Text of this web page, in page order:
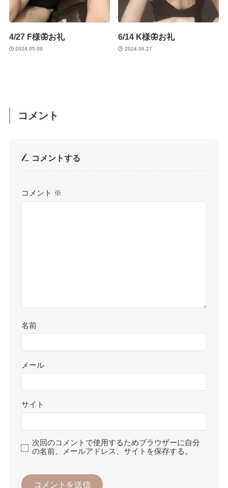
4/27 F様🦋お礼
2024.05.08
6/14 K様🦋お礼
2024.06.27
コメント
コメントする
コメント ※
名前
メール
サイト
次回のコメントで使用するためブラウザーに自分
の名前、メールアドレス、サイトを保存する。